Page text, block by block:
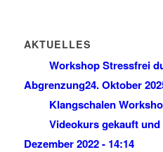
AKTUELLES
Workshop Stressfrei
Abgrenzung24. Oktober
Klangschalen
Videokurs gekauft
Dezember 2022 - 14:14